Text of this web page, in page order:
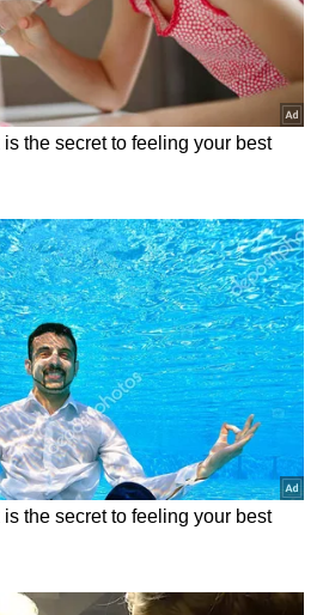
పరిశోధనల ప్రకారం, హెల్మెట్
జరగదు. హెల్మెట్ సరిగా శుభ్రం
మాత్రమే హెయిర్ ఫాల్
నిపుణులు చెబుతున్నారు.